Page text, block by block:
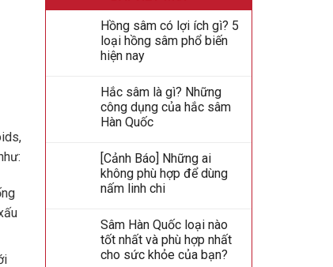
Hồng sâm có lợi ích gì? 5
loại hồng sâm phổ biến
hiện nay
Hắc sâm là gì? Những
công dụng của hắc sâm
Hàn Quốc
[Cảnh Báo] Những ai
không phù hợp để dùng
nấm linh chi
Sâm Hàn Quốc loại nào
tốt nhất và phù hợp nhất
cho sức khỏe của bạn?